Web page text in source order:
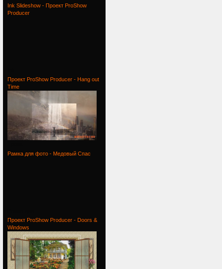
Ink Slideshow - Проект ProShow
Producer
Проект ProShow Producer - Hang out
Time
Рамка для фото - Медовый Спас
Проект ProShow Producer - Doors &
Windows